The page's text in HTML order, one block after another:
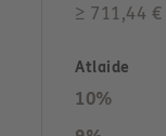
≥ 711,44 €
10%